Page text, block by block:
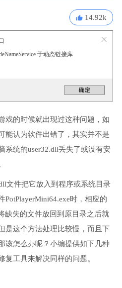
14.92k
于动态链接库
戏的时候就出现过这种问题，如
能认为软件出错了，其实并不是
系统的user32.dll丢失了或没有安
文件把它放入到程序或系统目录
时，相应的
缺失的文件放回到原目录之后就
是这个方法处理比较慢，而且下
该怎么办呢？小编提供如下几种
复工具来解决同样的问题。